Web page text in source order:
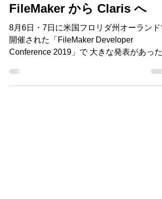
2019年8月16日 読了時間: 2分
FileMaker から Claris へ
8月6日・7日に米国フロリダ州オーランド
Conference 2019」で 大きな発表があった
うです。 まず1つ目は「FileMaker, Inc.」の